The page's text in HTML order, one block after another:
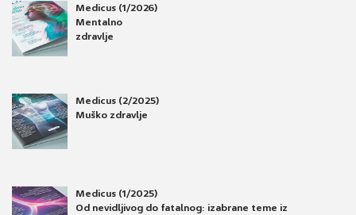
Medicus (1/2026)
Mentalno
zdravlje
Medicus (2/2025)
Muško zdravlje
Medicus (1/2025)
Od nevidljivog do fatalnog: izabrane teme iz